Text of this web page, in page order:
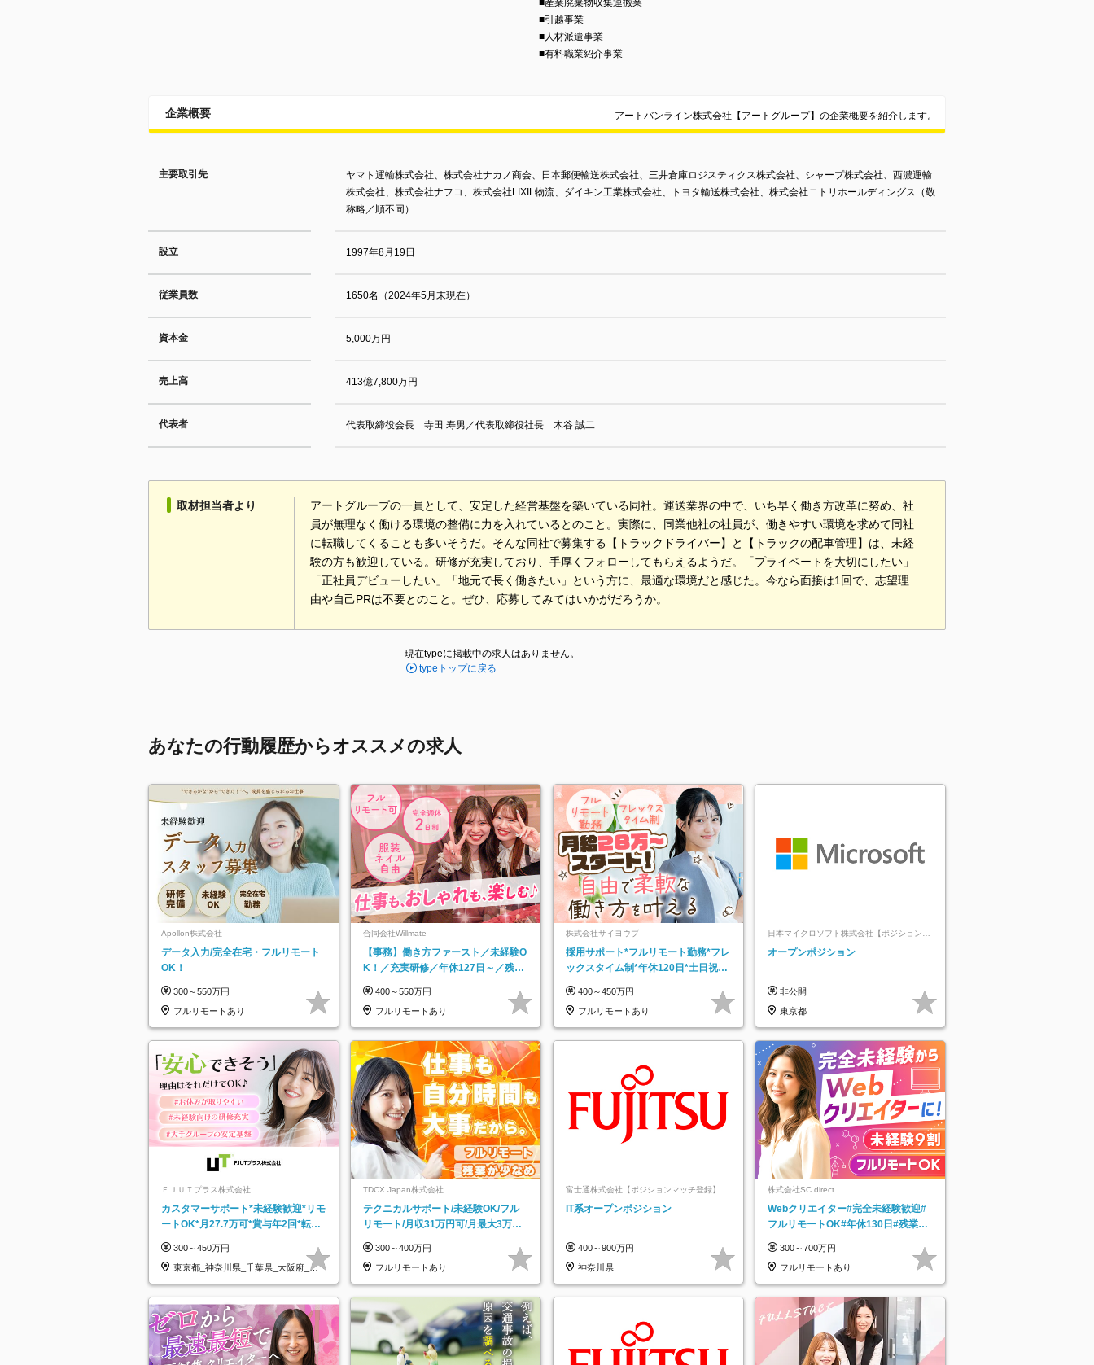
■産業廃棄物収集運搬業
■引越事業
■人材派遣事業
■有料職業紹介事業
企業概要 アートバンライン株式会社【アートグループ】の企業概要を紹介します。
主要取引先
ヤマト運輸株式会社、株式会社ナカノ商会、日本郵便輸送株式会社、三井倉庫ロジスティクス株式会社、シャープ株式会社、西濃運輸
株式会社、株式会社ナフコ、株式会社LIXIL物流、ダイキン工業株式会社、トヨタ輸送株式会社、株式会社ニトリホールディングス（敬
称略／順不同）
設立 1997年8月19日
従業員数 1650名（2024年5月末現在）
資本金 5,000万円
売上高 413億7,800万円
代表者 代表取締役会長 寺田 寿男／代表取締役社長 木谷 誠二
取材担当者より
アートグループの一員として、安定した経営基盤を築いている同社。運送業界の中で、いち早く働き方改革に努め、社
員が無理なく働ける環境の整備に力を入れているとのこと。実際に、同業他社の社員が、働きやすい環境を求めて同社
に転職してくることも多いそうだ。そんな同社で募集する【トラックドライバー】と【トラックの配車管理】は、未経
験の方も歓迎している。研修が充実しており、手厚くフォローしてもらえるようだ。「プライベートを大切にしたい」
「正社員デビューしたい」「地元で長く働きたい」という方に、最適な環境だと感じた。今なら面接は1回で、志望理
由や自己PRは不要とのこと。ぜひ、応募してみてはいかがだろうか。
現在typeに掲載中の求人はありません。
typeトップに戻る
あなたの行動履歴からオススメの求人
Apollon株式会社
データ入力/完全在宅・フルリモート
OK！
300～550万円
フルリモートあり
合同会社Willmate
【事務】働き方ファースト／未経験O
K！／充実研修／年休127日～／残業
400～550万円
フルリモートあり
株式会社サイヨウブ
採用サポート*フルリモート勤務*フレ
ックスタイム制*年休120日*土日祝休
400～450万円
フルリモートあり
日本マイクロソフト株式会社【ポジションマ
ッチ登録】
オープンポジション
非公開
東京都
ＦＪＵＴプラス株式会社
カスタマーサポート*未経験歓迎*リモ
ートOK*月27.7万可*賞与年2回*転勤
300～450万円
東京都_神奈川県_千葉県_大阪府_愛
知県…
TDCX Japan株式会社
テクニカルサポート/未経験OK/フル
リモート/月収31万円可/月最大3万の
300～400万円
フルリモートあり
富士通株式会社【ポジションマッチ登録】
IT系オープンポジション
400～900万円
神奈川県
株式会社SC direct
Webクリエイター#完全未経験歓迎#
フルリモートOK#年休130日#残業月
300～700万円
フルリモートあり